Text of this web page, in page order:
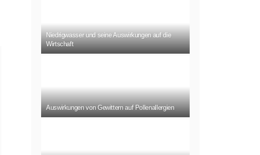
Niedrigwasser und seine Auswirkungen auf die
Wirtschaft
Auswirkungen von Gewittern auf Pollenallergien